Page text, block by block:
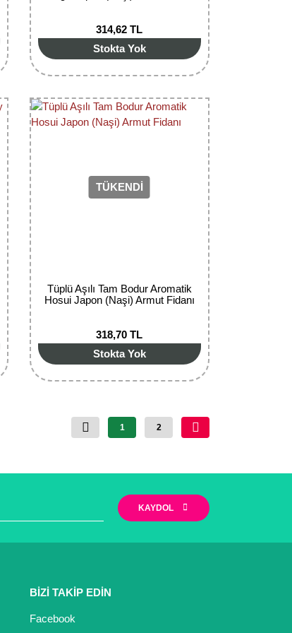
314,62 TL
Stokta Yok
TÜKENDİ
Tüplü Aşılı Tam Bodur Aromatik
Hosui Japon (Naşi) Armut Fidanı
318,70 TL
Stokta Yok
1 2
KAYDOL
BİZİ TAKİP EDİN
Facebook